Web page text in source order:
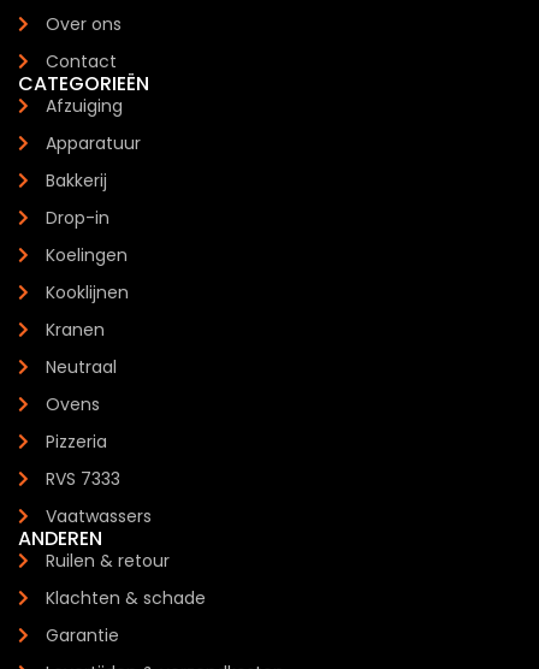
Over ons
Contact
CATEGORIEËN
Afzuiging
Apparatuur
Bakkerij
Drop-in
Koelingen
Kooklijnen
Kranen
Neutraal
Ovens
Pizzeria
RVS 7333
Vaatwassers
ANDEREN
Ruilen & retour
Klachten & schade
Garantie